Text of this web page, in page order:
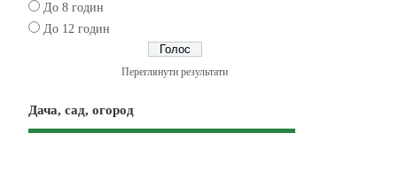
До 8 годин
До 12 годин
Переглянути результати
Дача, сад, огород